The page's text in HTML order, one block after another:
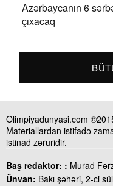
Azərbaycanın 6
çıxacaq
Olimpiyadunyasi.com
Materiallardan istifadə
istinad zəruridir.
Baş redaktor: : Murad
Ünvan: Bakı şəhəri, 2-ci